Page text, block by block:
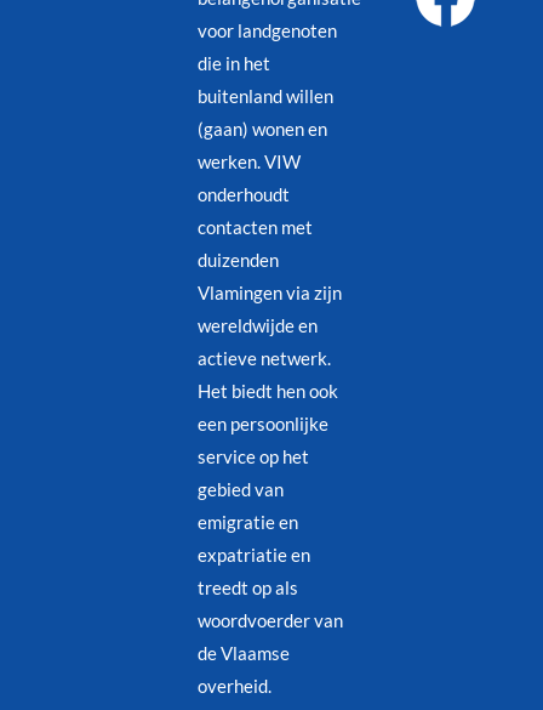
voor landgenoten
die in het
buitenland willen
(gaan) wonen en
werken. VIW
onderhoudt
contacten met
duizenden
Vlamingen via zijn
wereldwijde en
actieve netwerk.
Het biedt hen ook
een persoonlijke
service op het
gebied van
emigratie en
expatriatie en
treedt op als
woordvoerder van
de Vlaamse
overheid.